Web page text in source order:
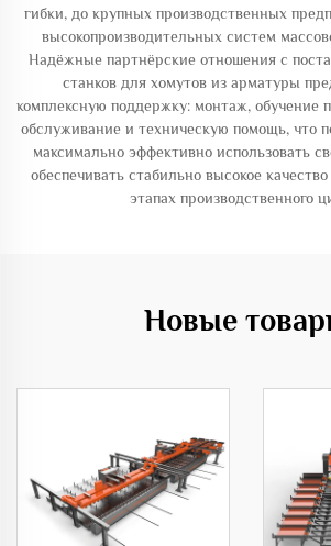
гибки, до крупных производственных
высокопроизводительных систем
Надёжные партнёрские отношения с
станков для хомутов из арматуры
комплексную поддержку: монтаж, обучение
обслуживание и техническую помощь, что
максимально эффективно использовать
обеспечивать стабильно высокое
этапах производственного
Новые